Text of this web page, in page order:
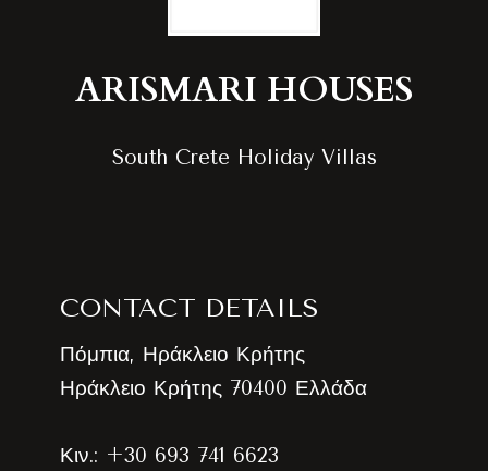
ARISMARI HOUSES
South Crete Holiday Villas
CONTACT DETAILS
Πόμπια, Ηράκλειο Κρήτης
Ηράκλειο Κρήτης 70400 Ελλάδα
Κιν.: +30 693 741 6623